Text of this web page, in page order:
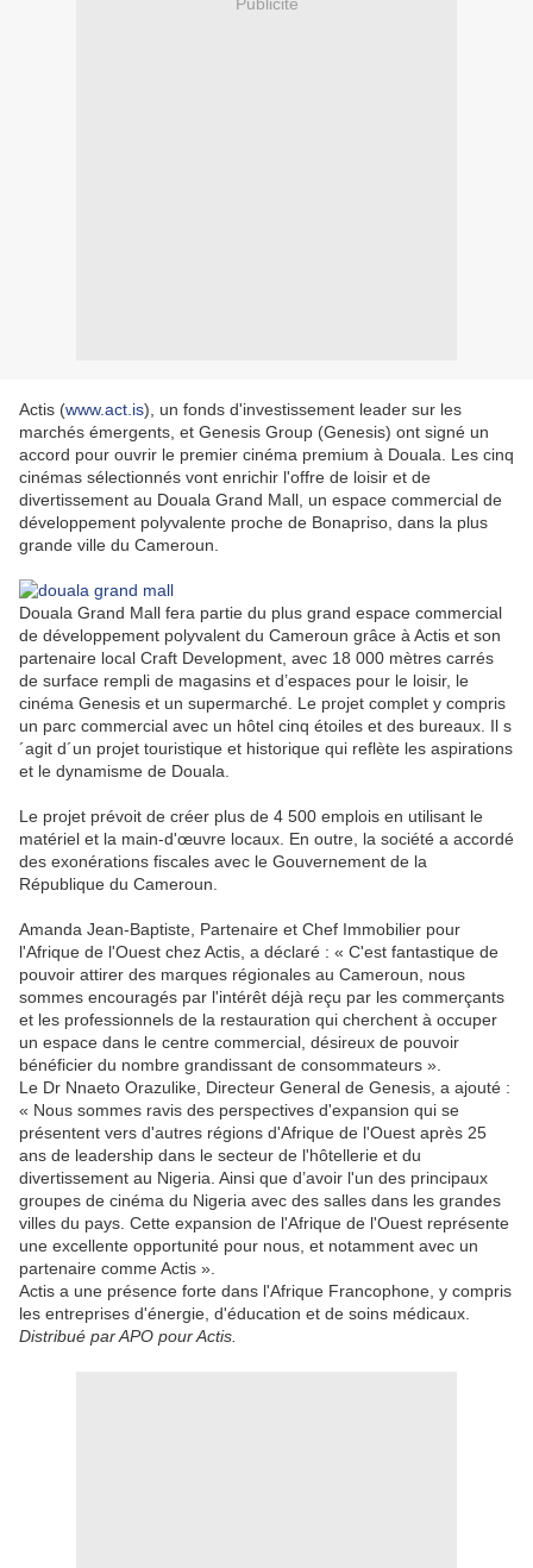
Actis (www.act.is), un fonds d'investissement leader sur les
marchés émergents, et Genesis Group (Genesis) ont signé un
accord pour ouvrir le premier cinéma premium à Douala. Les cinq
cinémas sélectionnés vont enrichir l'offre de loisir et de
divertissement au Douala Grand Mall, un espace commercial de
développement polyvalente proche de Bonapriso, dans la plus
grande ville du Cameroun.
Douala Grand Mall fera partie du plus grand espace commercial
de développement polyvalent du Cameroun grâce à Actis et son
partenaire local Craft Development, avec 18 000 mètres carrés
de surface rempli de magasins et d’espaces pour le loisir, le
cinéma Genesis et un supermarché. Le projet complet y compris
un parc commercial avec un hôtel cinq étoiles et des bureaux. Il s
´agit d´un projet touristique et historique qui reflète les aspirations
et le dynamisme de Douala.
Le projet prévoit de créer plus de 4 500 emplois en utilisant le
matériel et la main-d'œuvre locaux. En outre, la société a accordé
des exonérations fiscales avec le Gouvernement de la
République du Cameroun.
Amanda Jean-Baptiste, Partenaire et Chef Immobilier pour
l'Afrique de l'Ouest chez Actis, a déclaré : « C'est fantastique de
pouvoir attirer des marques régionales au Cameroun, nous
sommes encouragés par l'intérêt déjà reçu par les commerçants
et les professionnels de la restauration qui cherchent à occuper
un espace dans le centre commercial, désireux de pouvoir
bénéficier du nombre grandissant de consommateurs ».
Le Dr Nnaeto Orazulike, Directeur General de Genesis, a ajouté :
« Nous sommes ravis des perspectives d'expansion qui se
présentent vers d'autres régions d'Afrique de l'Ouest après 25
ans de leadership dans le secteur de l'hôtellerie et du
divertissement au Nigeria. Ainsi que d’avoir l'un des principaux
groupes de cinéma du Nigeria avec des salles dans les grandes
villes du pays. Cette expansion de l'Afrique de l'Ouest représente
une excellente opportunité pour nous, et notamment avec un
partenaire comme Actis ».
Actis a une présence forte dans l'Afrique Francophone, y compris
les entreprises d'énergie, d'éducation et de soins médicaux.
Distribué par APO pour Actis.